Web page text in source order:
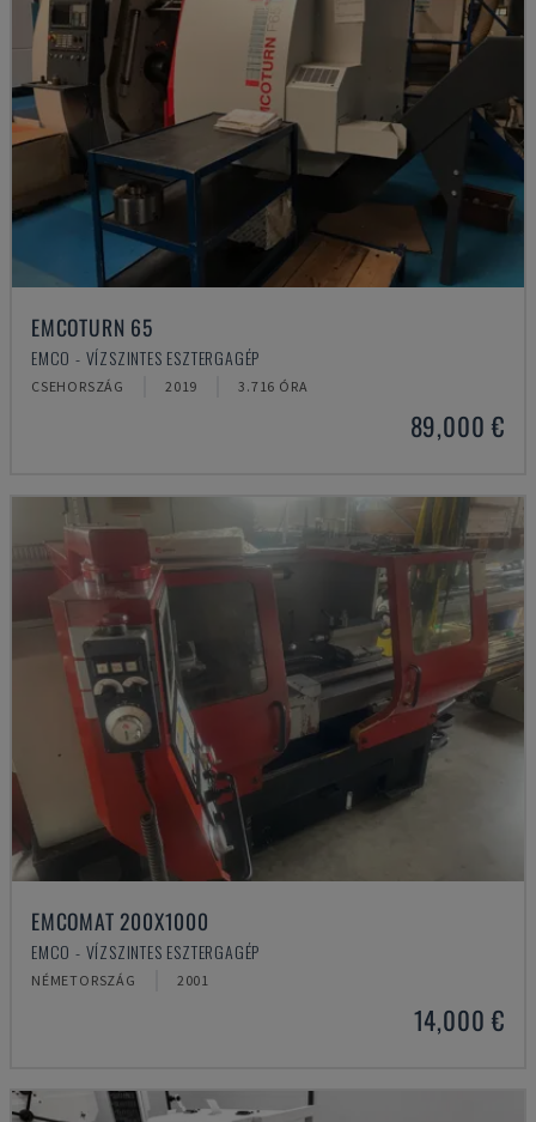
EMCOTURN 65
EMCO - VÍZSZINTES ESZTERGAGÉP
CSEHORSZÁG 2019 3.716 ÓRA
89,000 €
EMCOMAT 200X1000
EMCO - VÍZSZINTES ESZTERGAGÉP
NÉMETORSZÁG 2001
14,000 €